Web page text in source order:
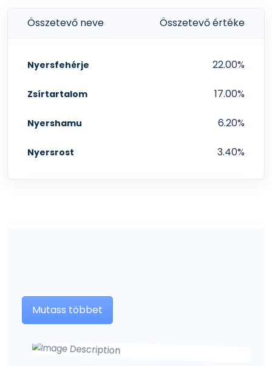
Összetevő neve Összetevő értéke
Nyersfehérje 22.00%
Zsírtartalom 17.00%
Nyershamu 6.20%
Nyersrost 3.40%
Mutass többet